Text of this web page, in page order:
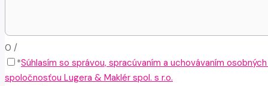
0 /
*Súhlasím so správou, spracúvaním a uchovávaním
spoločnosťou Lugera & Maklér spol. s r.o.